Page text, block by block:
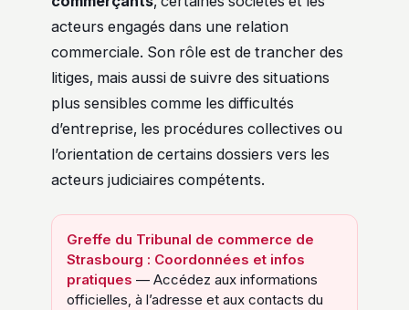
acteurs engagés dans une relation
commerciale. Son rôle est de trancher des
litiges, mais aussi de suivre des situations
plus sensibles comme les difficultés
d’entreprise, les procédures collectives ou
l’orientation de certains dossiers vers les
acteurs judiciaires compétents.
Greffe du Tribunal de commerce de
Strasbourg : Coordonnées et infos
pratiques — Accédez aux informations
officielles, à l’adresse et aux contacts du